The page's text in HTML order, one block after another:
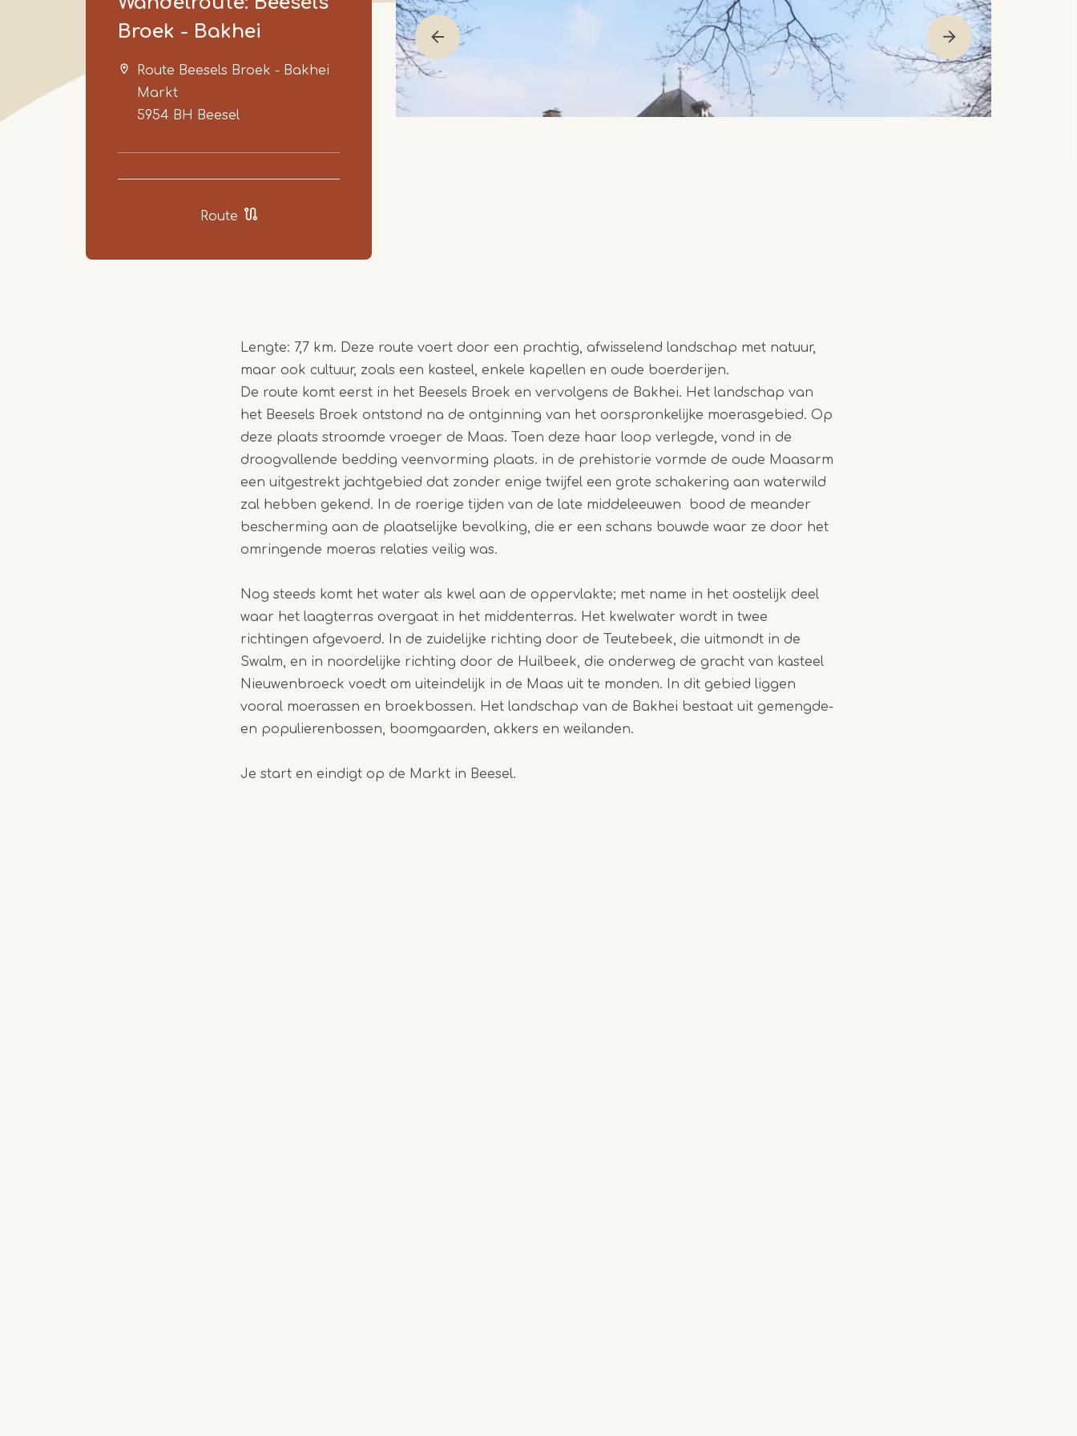
Broek - Bakhei
Route Beesels Broek - Bakhei
Markt
5954 BH Beesel
Route
Item
1
of
3
Lengte: 7,7 km. Deze route voert door een prachtig, afwisselend landschap met natuur,
maar ook cultuur, zoals een kasteel, enkele kapellen en oude boerderijen.
De route komt eerst in het Beesels Broek en vervolgens de Bakhei. Het landschap van
het Beesels Broek ontstond na de ontginning van het oorspronkelijke moerasgebied. Op
deze plaats stroomde vroeger de Maas. Toen deze haar loop verlegde, vond in de
droogvallende bedding veenvorming plaats. in de prehistorie vormde de oude Maasarm
een uitgestrekt jachtgebied dat zonder enige twijfel een grote schakering aan waterwild
zal hebben gekend. In de roerige tijden van de late middeleeuwen bood de meander
bescherming aan de plaatselijke bevolking, die er een schans bouwde waar ze door het
omringende moeras relaties veilig was.
Nog steeds komt het water als kwel aan de oppervlakte; met name in het oostelijk deel
waar het laagterras overgaat in het middenterras. Het kwelwater wordt in twee
richtingen afgevoerd. In de zuidelijke richting door de Teutebeek, die uitmondt in de
Swalm, en in noordelijke richting door de Huilbeek, die onderweg de gracht van kasteel
Nieuwenbroeck voedt om uiteindelijk in de Maas uit te monden. In dit gebied liggen
vooral moerassen en broekbossen. Het landschap van de Bakhei bestaat uit gemengde-
en populierenbossen, boomgaarden, akkers en weilanden.
Je start en eindigt op de Markt in Beesel.